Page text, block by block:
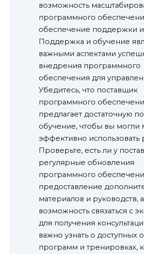
возможность
программного
обеспечение поддержки
Поддержка и обучение
важными аспектами
внедрения программного
обеспечения для
Убедитесь, что поставщик
программного
предлагает достаточную
обучение, чтобы вы могли
эффективно
Проверьте, есть ли у
регулярные обновления
программного
предоставление
материалов и руководств,
возможность связаться с
для получения
важно узнать о доступных
программ и тренировках,